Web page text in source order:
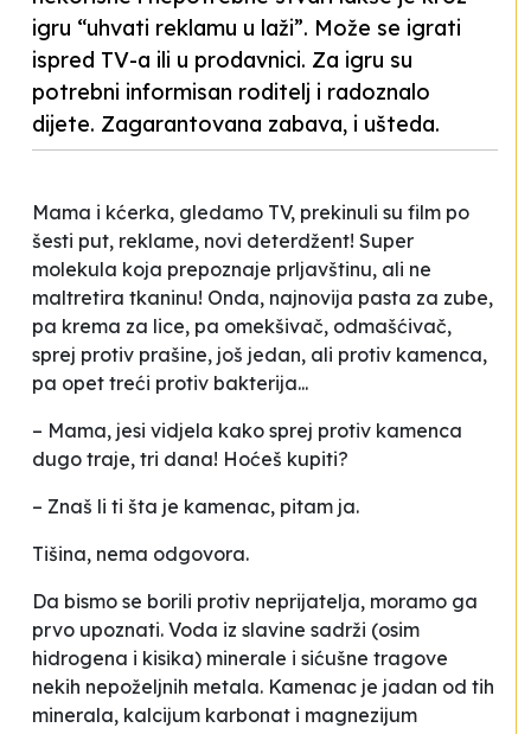
igru “uhvati reklamu u laži”. Može se igrati
ispred TV-a ili u prodavnici. Za igru su
potrebni informisan roditelj i radoznalo
dijete. Zagarantovana zabava, i ušteda.
Mama i kćerka, gledamo TV, prekinuli su film po
šesti put, reklame, novi deterdžent! Super
molekula koja prepoznaje prljavštinu, ali ne
maltretira tkaninu! Onda, najnovija pasta za zube,
pa krema za lice, pa omekšivač, odmašćivač,
sprej protiv prašine, još jedan, ali protiv kamenca,
pa opet treći protiv bakterija...
– Mama, jesi vidjela kako sprej protiv kamenca
dugo traje, tri dana! Hoćeš kupiti?
– Znaš li ti šta je kamenac, pitam ja.
Tišina, nema odgovora.
Da bismo se borili protiv neprijatelja, moramo ga
prvo upoznati. Voda iz slavine sadrži (osim
hidrogena i kisika) minerale i sićušne tragove
nekih nepoželjnih metala. Kamenac je jadan od tih
minerala, kalcijum karbonat i magnezijum